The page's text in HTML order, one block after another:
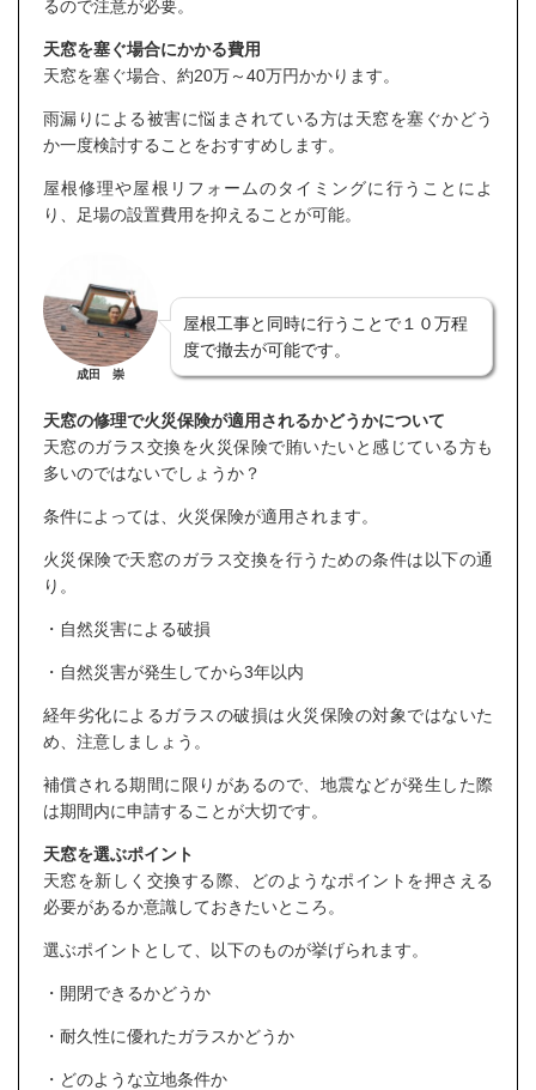
るので注意が必要。
天窓を塞ぐ場合にかかる費用
天窓を塞ぐ場合、約20万～40万円かかります。
雨漏りによる被害に悩まされている方は天窓を塞ぐかどう
か一度検討することをおすすめします。
屋根修理や屋根リフォームのタイミングに行うことによ
り、足場の設置費用を抑えることが可能。
成田 崇
屋根工事と同時に行うことで１０万程
度で撤去が可能です。
天窓の修理で火災保険が適用されるかどうかについて
天窓のガラス交換を火災保険で賄いたいと感じている方も
多いのではないでしょうか？
条件によっては、火災保険が適用されます。
火災保険で天窓のガラス交換を行うための条件は以下の通
り。
・自然災害による破損
・自然災害が発生してから3年以内
経年劣化によるガラスの破損は火災保険の対象ではないた
め、注意しましょう。
補償される期間に限りがあるので、地震などが発生した際
は期間内に申請することが大切です。
天窓を選ぶポイント
天窓を新しく交換する際、どのようなポイントを押さえる
必要があるか意識しておきたいところ。
選ぶポイントとして、以下のものが挙げられます。
・開閉できるかどうか
・耐久性に優れたガラスかどうか
・どのような立地条件か